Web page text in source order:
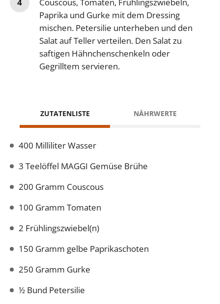
Paprika und Gurke mit dem Dressing
mischen. Petersilie unterheben und den
Salat auf Teller verteilen. Den Salat zu
saftigen Hähnchenschenkeln oder
Gegrilltem servieren.
ZUTATENLISTE NÄHRWERTE
400 Milliliter Wasser
3 Teelöffel MAGGI Gemüse Brühe
200 Gramm Couscous
100 Gramm Tomaten
2 Frühlingszwiebel(n)
150 Gramm gelbe Paprikaschoten
250 Gramm Gurke
½ Bund Petersilie